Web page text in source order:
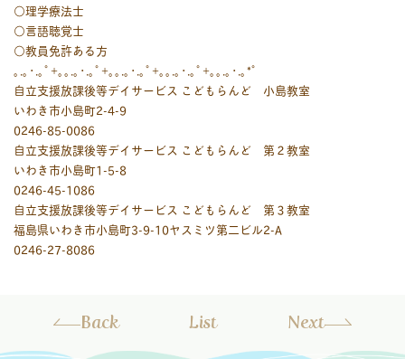
○理学療法士
○言語聴覚士
○教員免許ある方
｡.｡･.｡ﾟ+｡｡.｡･.｡ﾟ+｡｡.｡･.｡ﾟ+｡｡.｡･.｡ﾟ+｡｡.｡･.｡*ﾟ
自立支援放課後等デイサービス こどもらんど 小島教室
いわき市小島町2-4-9
0246-85-0086
自立支援放課後等デイサービス こどもらんど 第２教室
いわき市小島町1-5-8
0246-45-1086
自立支援放課後等デイサービス こどもらんど 第３教室
福島県いわき市小島町3-9-10ヤスミツ第二ビル2-A
0246-27-8086
Back List Next